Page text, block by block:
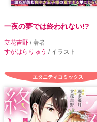
一夜の夢では終われない!?
立花吉野 / 著者
すがはらりゅう / イラスト
エタニティコミックス